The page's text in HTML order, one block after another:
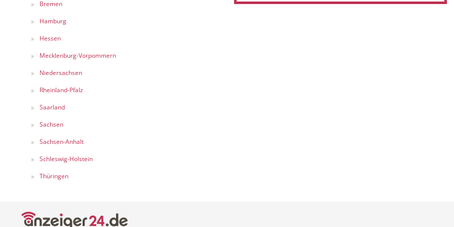
Bremen
Hamburg
Hessen
Mecklenburg-Vorpommern
Niedersachsen
Rheinland-Pfalz
Saarland
Sachsen
Sachsen-Anhalt
Schleswig-Holstein
Thüringen